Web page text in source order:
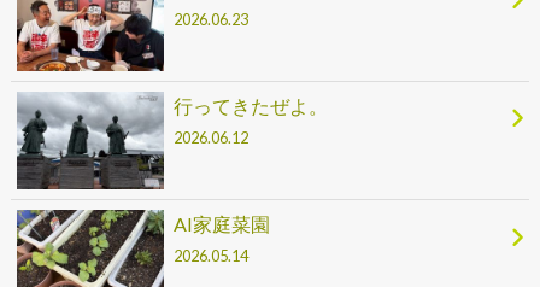
2026.06.23
行ってきたぜよ。
2026.06.12
AI家庭菜園
2026.05.14